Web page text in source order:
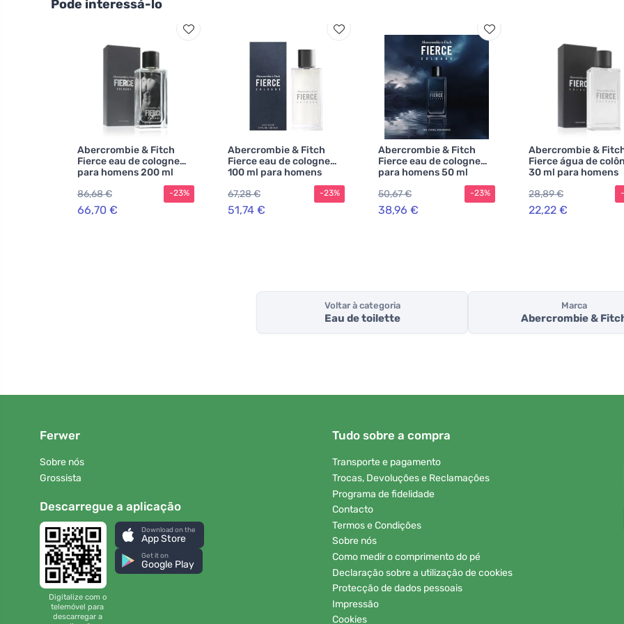
Pode interessá-lo
Abercrombie & Fitch
Fierce eau de cologne
para homens 200 ml
86,68 €
66,70 €
-23%
Abercrombie & Fitch
Fierce eau de cologne
100 ml para homens
67,28 €
51,74 €
-23%
Abercrombie & Fitch
Fierce eau de cologne
para homens 50 ml
50,67 €
38,96 €
-23%
Abercrombie &
Fierce água de
30 ml para homens
28,89 €
22,22 €
Voltar à categoria
Eau de toilette
Marca
Abercrombie &
Ferwer
Sobre nós
Grossista
Descarregue a aplicação
Digitalize com o
telemóvel para
descarregar a
Download on the
App Store
Get it on
Google Play
Tudo sobre a compra
Transporte e pagamento
Trocas, Devoluções e Reclamações
Programa de fidelidade
Contacto
Termos e Condições
Sobre nós
Como medir o comprimento do pé
Declaração sobre a utilização de cookies
Protecção de dados pessoais
Impressão
Cookies